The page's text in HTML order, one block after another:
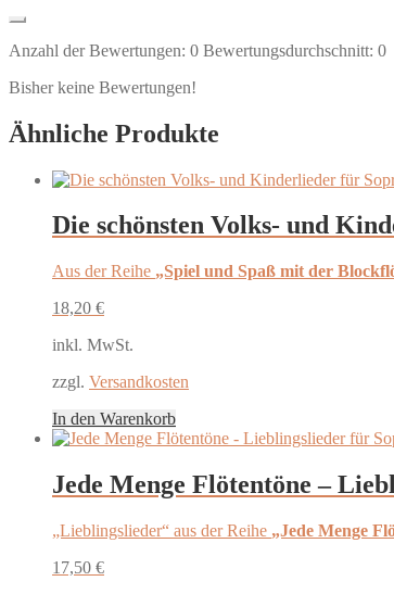
Anzahl der Bewertungen: 0 Bewertungsdurchschnitt: 0
Bisher keine Bewertungen!
Ähnliche Produkte
Die schönsten Volks- und
Aus der Reihe „Spiel und Spaß mit der
18,20 €
inkl. MwSt.
zzgl. Versandkosten
In den Warenkorb
Jede Menge Flötentöne –
„Lieblingslieder“ aus der Reihe „Jede Menge
17,50 €